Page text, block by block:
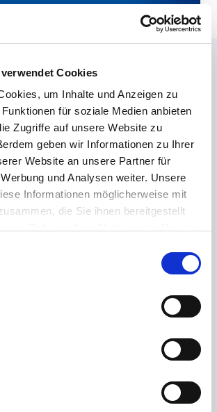
Cookies
um Inhalte und Anzeigen zu
für soziale Medien anbieten
Zugriffe auf unsere Website zu
geben wir Informationen zu Ihrer
Website an unsere Partner für
und Analysen weiter. Unsere
Informationen möglicherweise mit
die Sie ihnen bereitgestellt
Fragen
passende Antwort gefunden oder möchtest mehr
erfahren? UnserKundenservicesteht dir mit Rat
kompetent und persönlich. Egal ob technische
Tipps zur Nutzung: Wir sind für dich da.
die Uhr
09:00 bis 15:00 Uhr, Freitag 09:00 bis 12:00 Uhr